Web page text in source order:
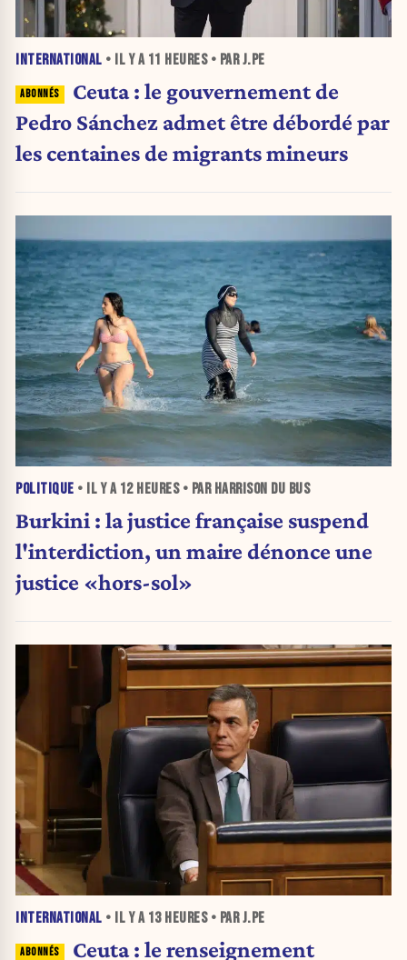
INTERNATIONAL • IL Y A 11 HEURES• PAR J.PE
Ceuta : le gouvernement de
Pedro Sánchez admet être débordé par
les centaines de migrants mineurs
POLITIQUE • IL Y A 12 HEURES• PAR HARRISON DU BUS
Burkini : la justice française suspend
l'interdiction, un maire dénonce une
justice «hors-sol»
INTERNATIONAL • IL Y A 13 HEURES• PAR J.PE
Ceuta : le renseignement